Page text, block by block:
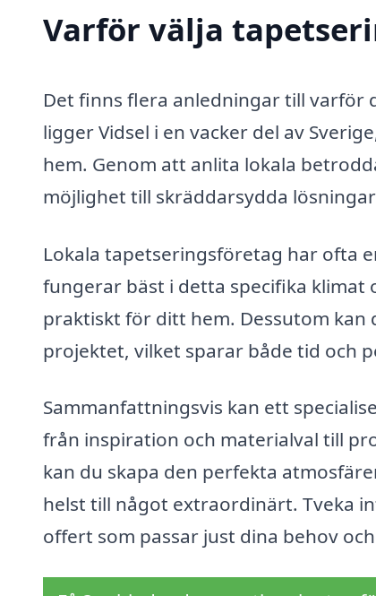
Varför välja
Det finns flera anledningar till varför
ligger Vidsel i en vacker del av
hem. Genom att anlita lokala
möjlighet till skräddarsydda
Lokala tapetseringsföretag har ofta
fungerar bäst i detta specifika klimat
praktiskt för ditt hem. Dessutom
projektet, vilket sparar både tid och
Sammanfattningsvis kan ett
från inspiration och materialval till
kan du skapa den perfekta
helst till något extraordinärt. Tveka
offert som passar just dina behov